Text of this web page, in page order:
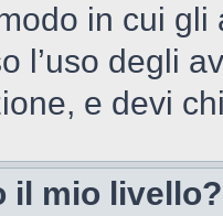
in cui
l’uso degli
e devi
il mio livello?